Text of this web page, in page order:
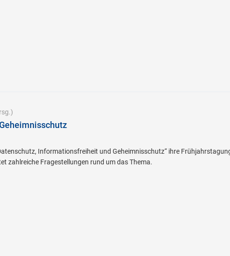
Informationsfreiheit und Geheimnisschutz“ ihre
zahlreiche Fragestellungen rund um das Thema.